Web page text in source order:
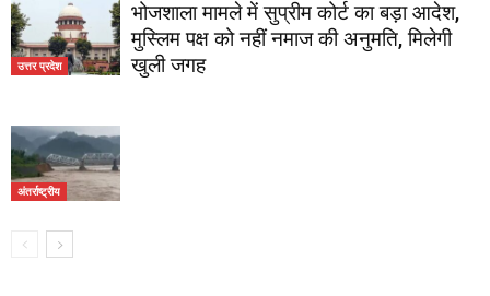
उत्तर प्रदेश
भोजशाला मामले में सुप्रीम कोर्ट का बड़ा आदेश,
मुस्लिम पक्ष को नहीं नमाज की अनुमति, मिलेगी
खुली जगह
अंतर्राष्ट्रीय